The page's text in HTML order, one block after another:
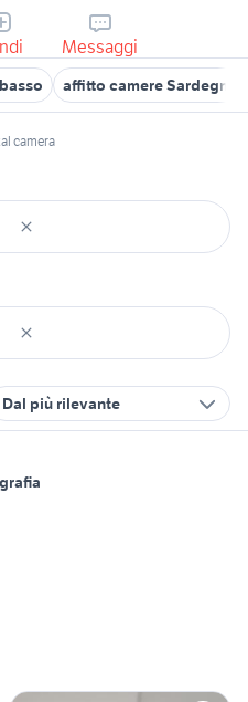
Messaggi
affitto camere Sardegna
camera
Dal più rilevante